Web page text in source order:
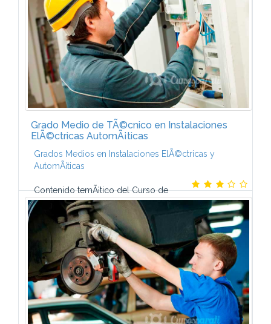
Grado Medio de TÃ©cnico en Instalaciones
ElÃ©ctricas AutomÃ¡ticas
Grados Medios en Instalaciones ElÃ©ctricas y
AutomÃ¡ticas
Contenido temÃ¡tico del Curso de
TÃ©cnico en Instalaciones ElÃ©ctricas y
AutomÃ¡ticas-El programa de este Curso a distancia
de CCC integra los contenidos fundamentales que